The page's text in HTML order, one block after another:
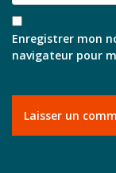
Enregistrer mon
navigateur pour